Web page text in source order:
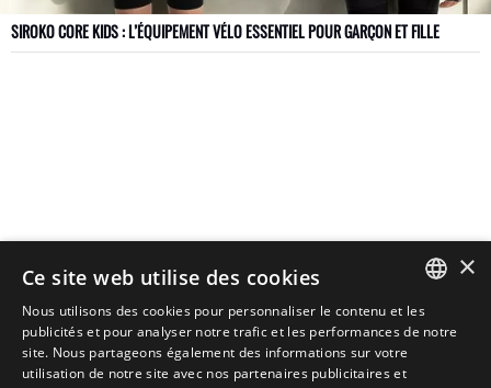
SIROKO CORE KIDS : L’ÉQUIPEMENT VÉLO ESSENTIEL POUR GARÇON ET FILLE
SPANISH
ENGLISH
×
Ce site web utilise des cookies
Nous utilisons des cookies pour personnaliser le contenu et les
publicités et pour analyser notre trafic et les performances de notre
site. Nous partageons également des informations sur votre
utilisation de notre site avec nos partenaires publicitaires et